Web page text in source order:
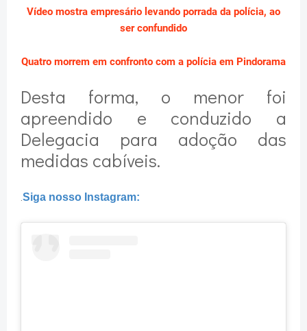
Vídeo mostra empresário levando porrada da polícia, ao
ser confundido
Quatro morrem em confronto com a polícia em Pindorama
Desta forma, o menor foi
apreendido e conduzido a
Delegacia para adoção das
medidas cabíveis.
.Siga nosso Instagram: